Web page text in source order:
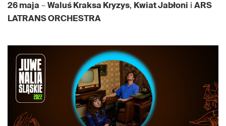
26 maja –Waluś Kraksa Kryzys, Kwiat Jabłoni i ARS
LATRANS ORCHESTRA